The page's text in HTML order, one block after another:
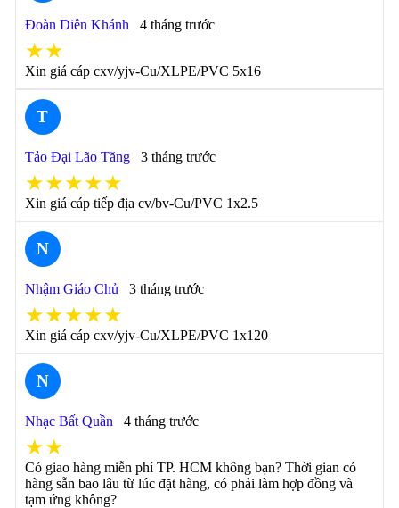
Đoàn Diên Khánh 4 tháng trước
★★
Xin giá cáp cxv/yjv-Cu/XLPE/PVC 5x16
T
Tảo Đại Lão Tăng 3 tháng trước
★★★★★
Xin giá cáp tiếp địa cv/bv-Cu/PVC 1x2.5
N
Nhậm Giáo Chủ 3 tháng trước
★★★★★
Xin giá cáp cxv/yjv-Cu/XLPE/PVC 1x120
N
Nhạc Bất Quần 4 tháng trước
★★
Có giao hàng miễn phí TP. HCM không bạn? Thời gian có
hàng sẵn bao lâu từ lúc đặt hàng, có phải làm hợp đồng và
tạm ứng không?